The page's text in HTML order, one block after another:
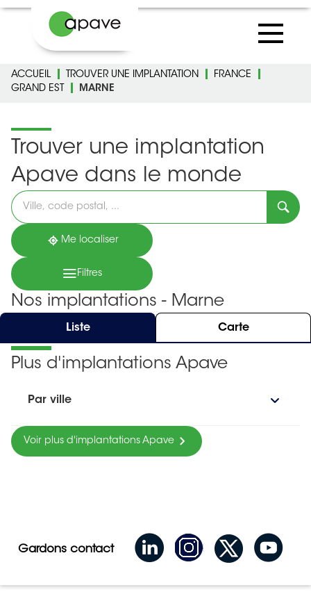
ACCUEIL TROUVER UNE IMPLANTATION
FRANCE
GRAND EST
MARNE
Trouver une implantation
Apave dans le monde
Veuillez
renseigner
une
adresse
Me localiser
Filtres
Nos implantations - Marne
Liste Carte
Plus d'implantations Apave
Par ville
Voir plus d'implantations Apave
Gardons contact